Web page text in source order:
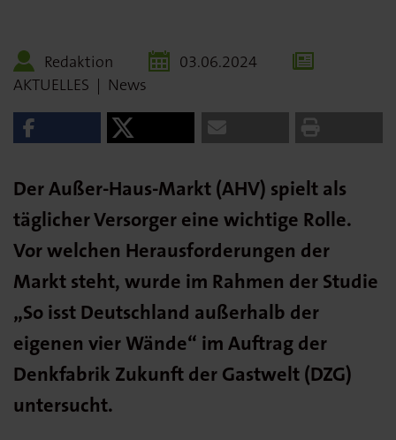
Redaktion
03.06.2024
AKTUELLES | News
Der Außer-Haus-Markt (AHV) spielt als
täglicher Versorger eine wichtige Rolle.
Vor welchen Herausforderungen der
Markt steht, wurde im Rahmen der Studie
„So isst Deutschland außerhalb der
eigenen vier Wände“ im Auftrag der
Denkfabrik Zukunft der Gastwelt (DZG)
untersucht.